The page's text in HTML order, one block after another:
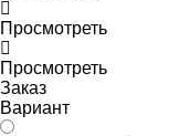
Просмотреть
Просмотреть
Заказ
Вариант